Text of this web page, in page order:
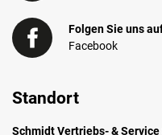
Folgen Sie uns
Facebook
Standort
Schmidt Vertriebs- & Service